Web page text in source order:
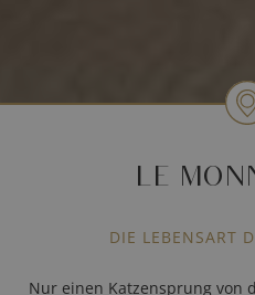
LE
DIE LEBENSART
Nur einen Katzensprung von